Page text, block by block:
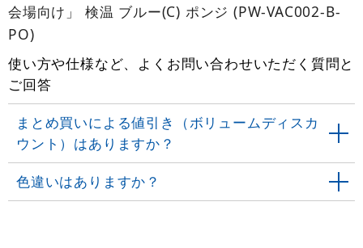
会場向け」 検温 ブルー(C) ポンジ (PW-VAC002-B-
PO)
使い方や仕様など、よくお問い合わせいただく質問と
ご回答
まとめ買いによる値引き（ボリュームディスカ
ウント）はありますか？
色違いはありますか？